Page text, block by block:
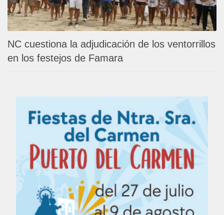
NC cuestiona la adjudicación de los ventorrillos
en los festejos de Famara